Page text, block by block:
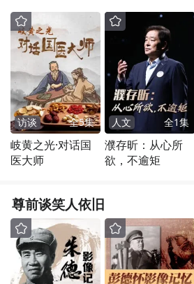
访谈 全5集
岐黄之光·对话国
医大师
人文 全1集
濮存昕：从心所
欲，不逾矩
尊前谈笑人依旧